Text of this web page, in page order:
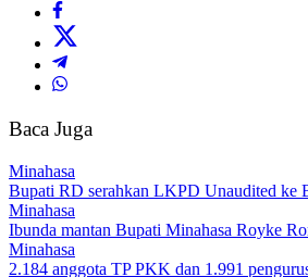
Baca Juga
Minahasa
Bupati RD serahkan LKPD Unaudited ke
Minahasa
Ibunda mantan Bupati Minahasa Royke
Minahasa
2.184 anggota TP PKK dan 1.991